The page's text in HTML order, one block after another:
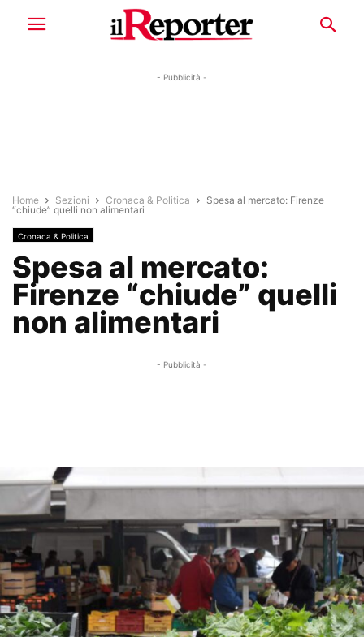
- Pubblicità -
Home Sezioni Cronaca & Politica
Spesa al mercato: Firenze
“chiude” quelli non alimentari
Cronaca & Politica
Spesa al mercato:
Firenze “chiude” quelli
non alimentari
- Pubblicità -